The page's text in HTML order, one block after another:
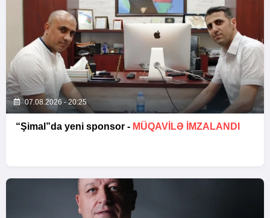
07.08.2026 - 20:25
“Şimal”da yeni sponsor - MÜQAVİLƏ İMZALANDI